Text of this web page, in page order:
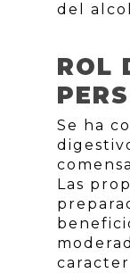
del
ROL
Se ha
Las